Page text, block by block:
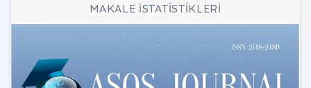
MAKALE İSTATİSTİKLERİ